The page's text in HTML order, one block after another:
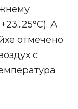
А
отмечено
с